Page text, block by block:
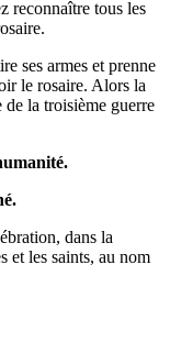
reconnaître tous les
ses armes et prenne
le rosaire. Alors la
de la troisième guerre
dans la
et les saints, au nom